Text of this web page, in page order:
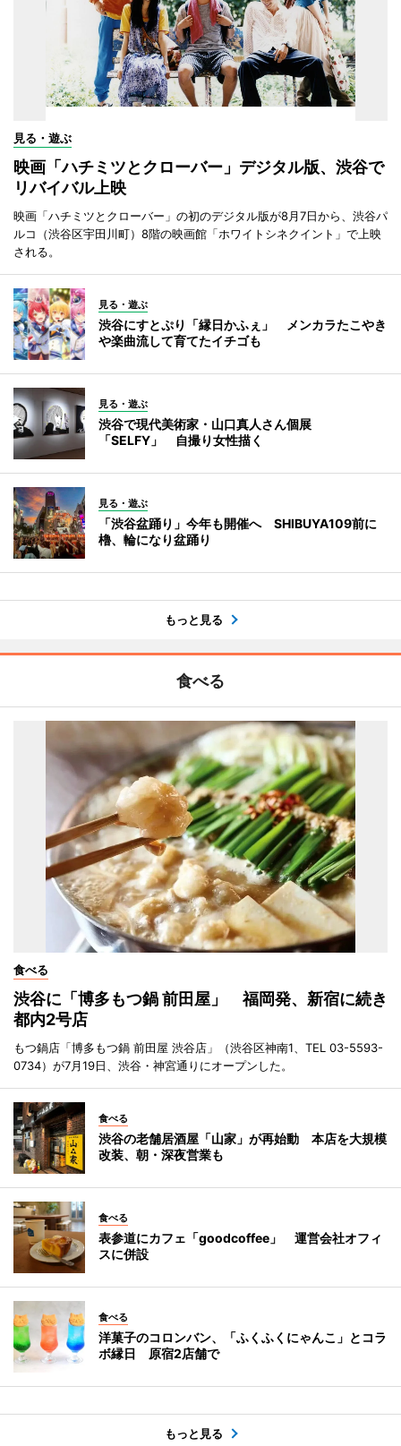
見る・遊ぶ
映画「ハチミツとクローバー」デジタル版、渋谷で
リバイバル上映
映画「ハチミツとクローバー」の初のデジタル版が8月7日から、渋谷パ
ルコ（渋谷区宇田川町）8階の映画館「ホワイトシネクイント」で上映
される。
見る・遊ぶ
渋谷にすとぷり「縁日かふぇ」 メンカラたこやき
や楽曲流して育てたイチゴも
見る・遊ぶ
渋谷で現代美術家・山口真人さん個展
「SELFY」 自撮り女性描く
見る・遊ぶ
「渋谷盆踊り」今年も開催へ SHIBUYA109前に
櫓、輪になり盆踊り
もっと見る
食べる
食べる
渋谷に「博多もつ鍋 前田屋」 福岡発、新宿に続き
都内2号店
もつ鍋店「博多もつ鍋 前田屋 渋谷店」（渋谷区神南1、TEL 03-5593-
0734）が7月19日、渋谷・神宮通りにオープンした。
食べる
渋谷の老舗居酒屋「山家」が再始動 本店を大規模
改装、朝・深夜営業も
食べる
表参道にカフェ「goodcoffee」 運営会社オフィ
スに併設
食べる
洋菓子のコロンバン、「ふくふくにゃんこ」とコラ
ボ縁日 原宿2店舗で
もっと見る